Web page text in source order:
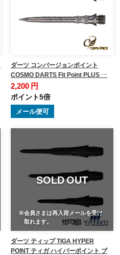
ダーツ コンバージョンポイント
COSMO DARTS Fit Point PLUS …
2,200 円
ポイント5倍
メール便可
SOLD OUT
※会員さまは再入荷メールを受け
取れます。
ダーツ ティップ TIGA HYPER
POINT ティガ ハイパーポイント ブ